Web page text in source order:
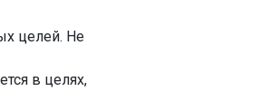
целей. Не
в целях,